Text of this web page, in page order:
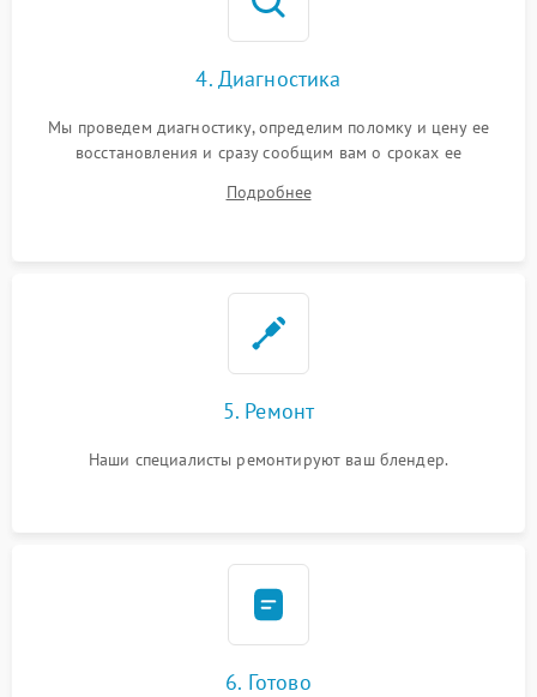
4. Диагностика
Мы проведем диагностику, определим поломку и цену ее
восстановления и сразу сообщим вам о сроках ее
Подробнее
5. Ремонт
Наши специалисты ремонтируют ваш блендер.
6. Готово